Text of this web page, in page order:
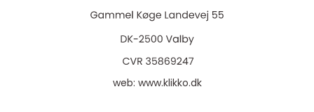
web: www.klikko.dk